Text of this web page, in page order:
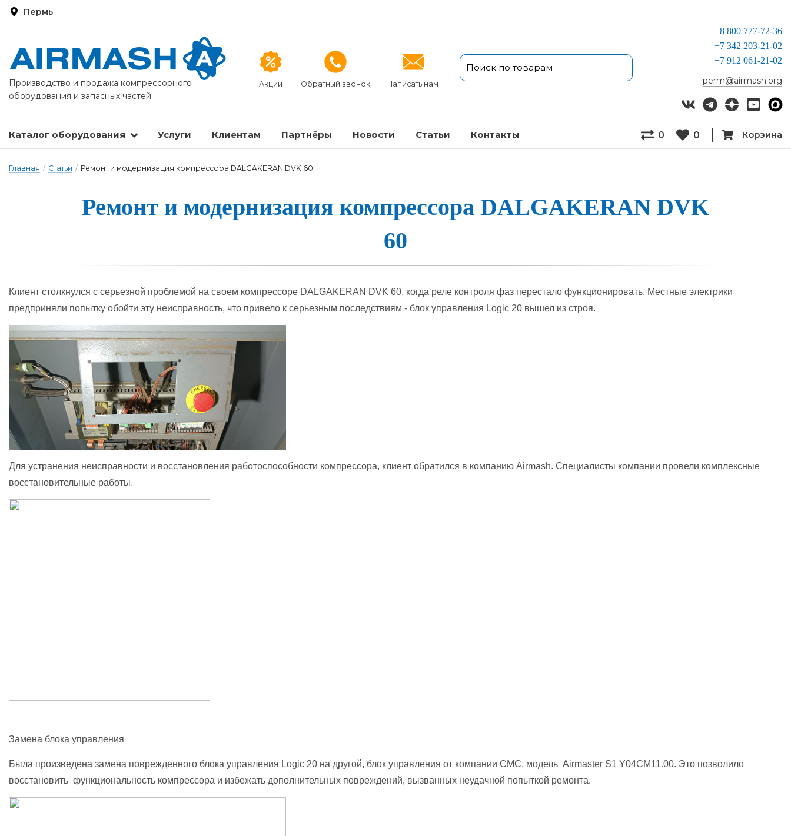
Пермь
Производство и продажа компрессорного
оборудования и запасных частей
Акции Обратный звонок Написать нам
8 800 777-72-36
+7 342 203-21-02
+7 912 061-21-02
perm@airmash.org
Каталог оборудования Услуги Клиентам Партнёры Новости Статьи Кон­так­ты 0 0 Корзина
Главная / Статьи / Ремонт и модернизация компрессора DALGAKERAN DVK 60
Ремонт и модер­ни­за­ция ком­прес­со­ра DALGAKERAN DVK
60
Клиент столкнулся с серьезной проблемой на своем компрессоре DALGAKERAN DVK 60, когда реле контроля фаз перестало функционировать. Местные электрики
предприняли попытку обойти эту неисправность, что привело к серьезным последствиям - блок управления Logic 20 вышел из строя.
Для устранения неисправности и восстановления работоспособности компрессора, клиент обратился в компанию Airmash. Специалисты компании провели комплексные
восстановительные работы.
Замена блока управления
Была произведена замена поврежденного блока управления Logic 20 на другой, блок управления от компании CMC, модель Airmaster S1 Y04СМ11.00. Это позволило
восстановить функциональность компрессора и избежать дополнительных повреждений, вызванных неудачной попыткой ремонта.